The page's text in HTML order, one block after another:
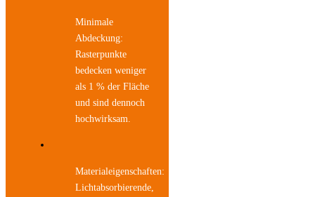
Minimale
Abdeckung:
Rasterpunkte
bedecken weniger
als 1 % der Fläche
und sind dennoch
hochwirksam.
Materialeigenschaften:
Lichtabsorbierende,